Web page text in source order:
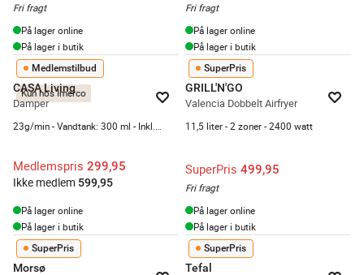
Fri fragt
På lager online
På lager i butik
Fri fragt
På lager online
På lager i butik
Kun hos Imerco
Medlemstilbud
CASA Living
Damper
Medlemspris 299,95
Ikke medlem 599,95
På lager online
På lager i butik
SuperPris
GRILL'N'GO
Valencia Dobbelt Airfryer
11,5 liter - 2 zoner - 2400 watt
SuperPris 499,95
Fri fragt
På lager online
På lager i butik
SuperPris
Morsø
SuperPris
Tefal